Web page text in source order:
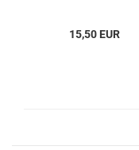
15,50 EUR